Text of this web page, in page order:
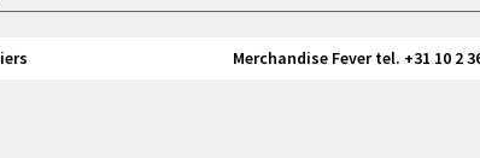
Merchandise Fever tel. +31 10 2